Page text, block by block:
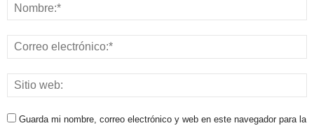
Guarda mi nombre, correo electrónico y web en este navegador para la